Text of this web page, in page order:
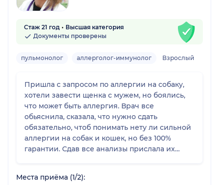
Стаж 21 год
Высшая категория
Документы проверены
пульмонолог аллерголог-иммунолог Взрослый
Пришла с запросом по аллергии на собаку,
хотели завести щенка с мужем, но боялись,
что может быть аллергия. Врач все
обьяснила, сказала, что нужно сдать
обязательно, чтоб понимать нету ли сильной
аллергии на собак и кошек, но без 100%
гарантии. Сдав все анализы прислала их
нужно быть осторожным в данном вопросе.
Места приёма (1/2):